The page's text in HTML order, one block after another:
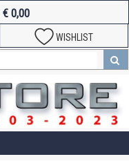
€ 0,00
WISHLIST